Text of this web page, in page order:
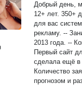
Добрый день, меня
12+ лет. 350+
для вас
рекламу. -- Занимаюсь комплексным маркетингом более 12 лет - с
2013 года. --
Первый сайт
сделала ещё в 2010 году. Что вы
Количество
прогнозом и